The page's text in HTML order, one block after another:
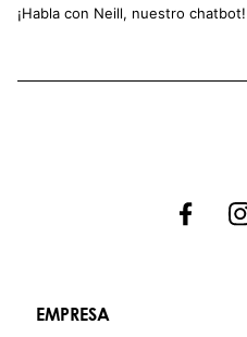
¡Habla con Neill, nuestro chatbot!
EMPRESA